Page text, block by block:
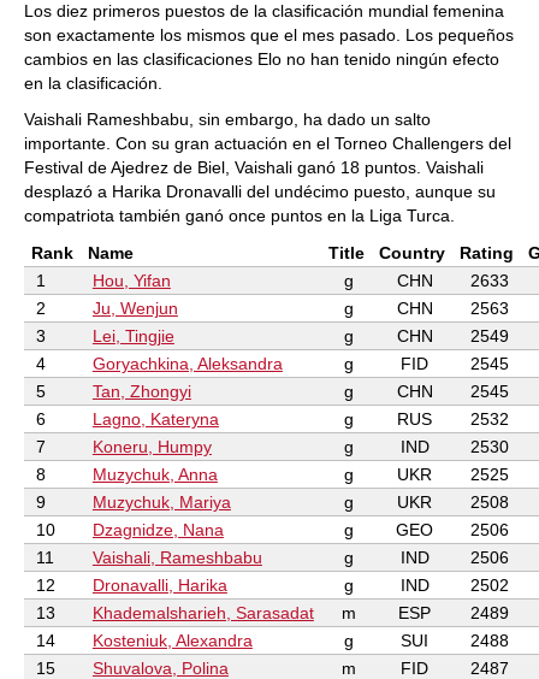
Los diez primeros puestos de la clasificación mundial femenina
son exactamente los mismos que el mes pasado. Los pequeños
cambios en las clasificaciones Elo no han tenido ningún efecto
en la clasificación.
Vaishali Rameshbabu, sin embargo, ha dado un salto
importante. Con su gran actuación en el Torneo Challengers del
Festival de Ajedrez de Biel, Vaishali ganó 18 puntos. Vaishali
desplazó a Harika Dronavalli del undécimo puesto, aunque su
compatriota también ganó once puntos en la Liga Turca.
Rank
Name Title Country Rating
1
Hou, Yifan g CHN
2633
2
Ju, Wenjun g CHN
2563
3
Lei, Tingjie g CHN
2549
4
Goryachkina, Aleksandra g FID
2545
5
Tan, Zhongyi g CHN
2545
6
Lagno, Kateryna g RUS
2532
7
Koneru, Humpy g IND
2530
8
Muzychuk, Anna g UKR
2525
9
Muzychuk, Mariya g UKR
2508
10
Dzagnidze, Nana g GEO
2506
11
Vaishali, Rameshbabu g IND
2506
12
Dronavalli, Harika g IND
2502
13
Khademalsharieh, Sarasadat m ESP
2489
14
Kosteniuk, Alexandra g SUI
2488
15
Shuvalova, Polina m FID
2487